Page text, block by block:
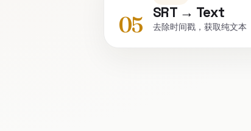
05 SRT → Text
去除时间戳，获取纯文本